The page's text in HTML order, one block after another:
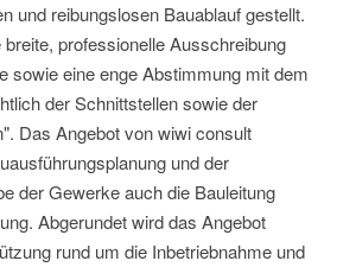
und reibungslosen Bauablauf gestellt.
professionelle Ausschreibung
sowie eine enge Abstimmung mit dem
der Schnittstellen sowie der
Das Angebot von wiwi consult
und der
der Gewerke auch die Bauleitung
Abgerundet wird das Angebot
rund um die Inbetriebnahme und